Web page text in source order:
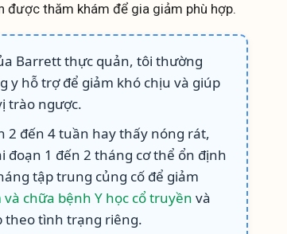
được thăm khám để gia giảm phù hợp.
Barrett thực quản, tôi thường
y hỗ trợ để giảm khó chịu và giúp
trào ngược.
2 đến 4 tuần hay thấy nóng rát,
đoạn 1 đến 2 tháng cơ thể ổn định
tập trung củng cố để giảm
và chữa bệnh Y học cổ truyền và
theo tình trạng riêng.